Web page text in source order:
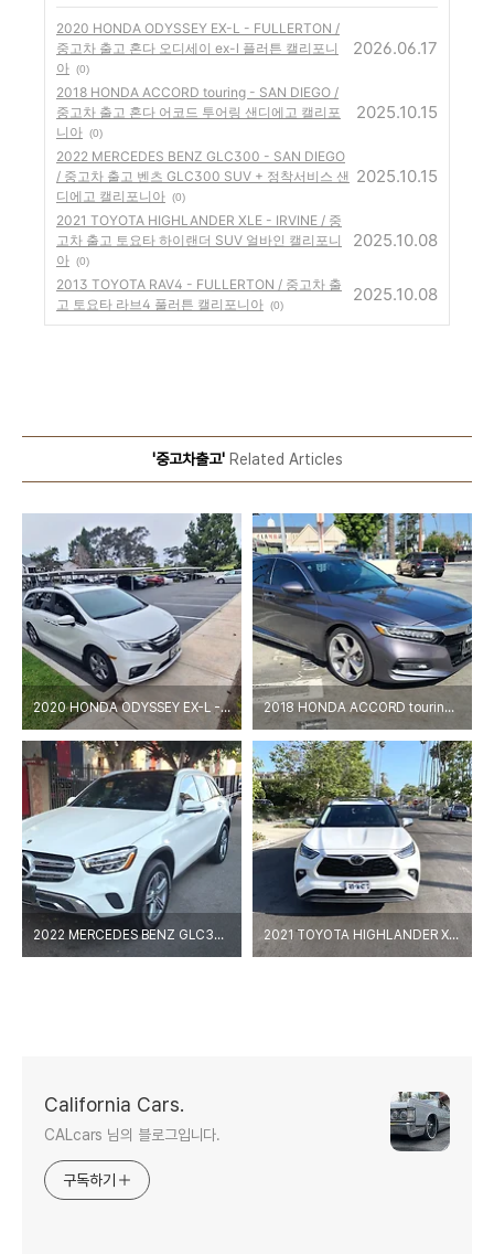
2020 HONDA ODYSSEY EX-L - FULLERTON /
중고차 출고 혼다 오디세이 ex-l 플러튼 캘리포니
아 (0)
2026.06.17
2018 HONDA ACCORD touring - SAN DIEGO /
중고차 출고 혼다 어코드 투어링 샌디에고 캘리포
니아 (0)
2025.10.15
2022 MERCEDES BENZ GLC300 - SAN DIEGO
/ 중고차 출고 벤츠 GLC300 SUV + 정착서비스 샌
디에고 캘리포니아 (0)
2025.10.15
2021 TOYOTA HIGHLANDER XLE - IRVINE / 중
고차 출고 토요타 하이랜더 SUV 얼바인 캘리포니
아 (0)
2025.10.08
2013 TOYOTA RAV4 - FULLERTON / 중고차 출
고 토요타 라브4 풀러튼 캘리포니아 (0)
2025.10.08
'중고차출고'Related Articles
2020 HONDA ODYSSEY EX-L - FULLERTON / 중고차 출고 혼다 오디세이 ex-l 플러튼 캘리포니아 2018 HONDA ACCORD touring - SAN DIEGO / 중고차 출고 혼다 어코드 투어링 샌디에고 캘리포니아
2022 MERCEDES BENZ GLC300 - SAN DIEGO / 중고차 출고 벤츠 GLC300 SUV + 정착서비스 샌디에고 캘리포니아 2021 TOYOTA HIGHLANDER XLE - IRVINE / 중고차 출고 토요타 하이랜더 SUV 얼바인 캘리포니아
California Cars.
CALcars 님의 블로그입니다.
구독하기